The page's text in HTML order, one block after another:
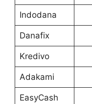
Indodana
Danafix
Kredivo
Adakami
EasyCash